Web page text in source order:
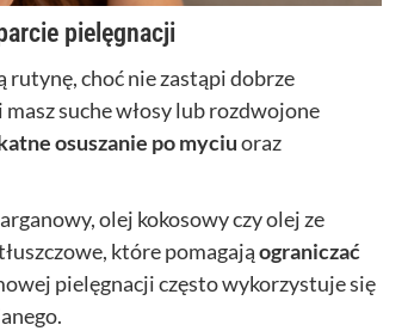
pielęgnacji
rutynę, choć nie zastąpi dobrze
suche włosy lub rozdwojone
osuszanie po myciuoraz
olej kokosowy czy olej ze
które pomagająograniczać
pielęgnacji często wykorzystuje się